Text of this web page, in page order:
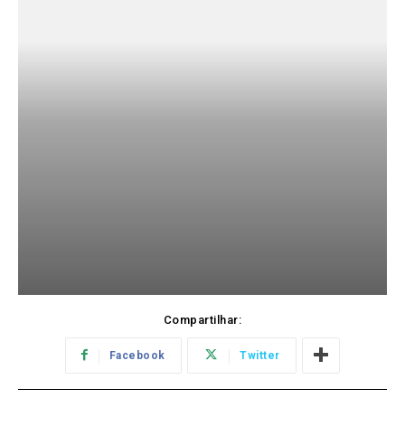
Compartilhar:
Facebook Twitter